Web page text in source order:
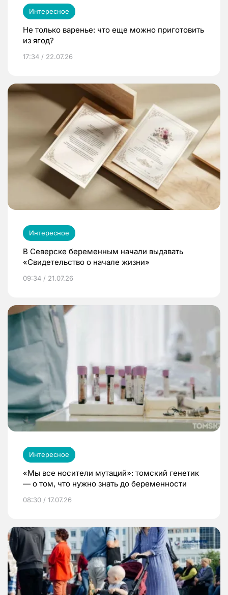
Интересное
Не только варенье: что еще можно приготовить
из ягод?
17:34 / 22.07.26
Интересное
В Северске беременным начали выдавать
«Свидетельство о начале жизни»
09:34 / 21.07.26
Интересное
«Мы все носители мутаций»: томский генетик
— о том, что нужно знать до беременности
08:30 / 17.07.26